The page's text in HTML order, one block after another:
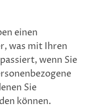
einen
was mit Ihren
wenn Sie
Sie
können.